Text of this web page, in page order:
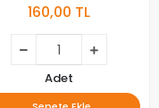
160,00 TL
Adet